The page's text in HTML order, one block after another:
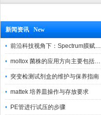
新闻资讯 New
前沿科技视角下：Spectrum膜赋能精密制造
moltox 菌株的应用方向主要包括以下几个方面
突变检测试剂盒的维护与保养指南
mattek 培养皿操作与存放要求
PE管进行试压的步骤